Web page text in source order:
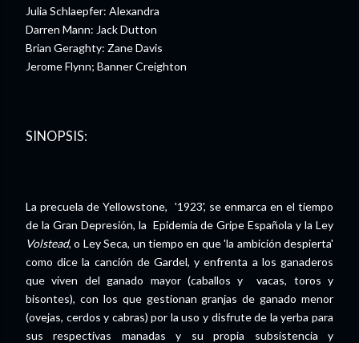
Julia Schlaepfer: Alexandra
Darren Mann: Jack Dutton
Brian Geraghty: Zane Davis
Jerome Flynn; Banner Creighton
SINOPSIS:
La precuela de Yellowstone, '1923', se enmarca en el tiempo
de la Gran Depresión, la Epidemia de Gripe Española y la Ley
Volstead, o Ley Seca, un tiempo en que 'la ambición despierta'
como dice la canción de Gardel, y enfrenta a los ganaderos
que viven del ganado mayor (caballos y vacas, toros y
bisontes), con los que gestionan granjas de ganado menor
(ovejas, cerdos y cabras) por la uso y disfrute de la yerba para
sus respectivas manadas y su propia subsistencia y